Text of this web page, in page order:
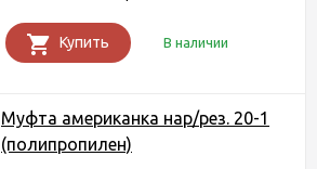
Купить В наличии
Муфта американка нар/рез. 20-1
(полипропилен)